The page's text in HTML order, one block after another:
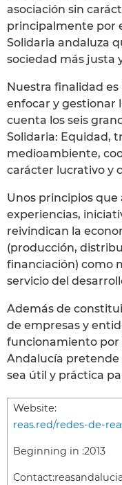
asociación sin
principalmente por
Solidaria andaluza
sociedad más justa
Nuestra finalidad
enfocar y gestionar
cuenta los seis
Solidaria: Equidad,
medioambiente,
carácter lucrativo y
Unos principios
experiencias,
reivindican la
(producción,
financiación) como
servicio del
Además de
de empresas y
funcionamiento por
Andalucía pretende
sea útil y práctica
Website:
reas.red/redes-de-
Beginning in :2013
Contact: